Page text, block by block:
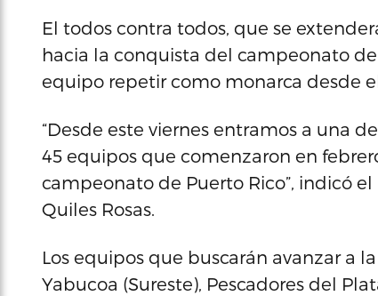
El todos contra todos, que se
hacia la conquista del campeonato
equipo repetir como monarca desde
“Desde este viernes entramos a una
45 equipos que comenzaron en
campeonato de Puerto Rico”, indicó
Quiles Rosas.
Los equipos que buscarán avanzar a
Yabucoa (Sureste), Pescadores del